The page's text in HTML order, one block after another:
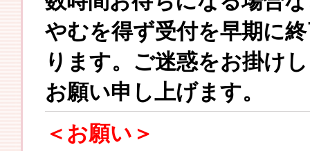
やむを得ず受付を早期に
ります。ご迷惑をお掛け
お願い申し上げます。
＜お願い＞